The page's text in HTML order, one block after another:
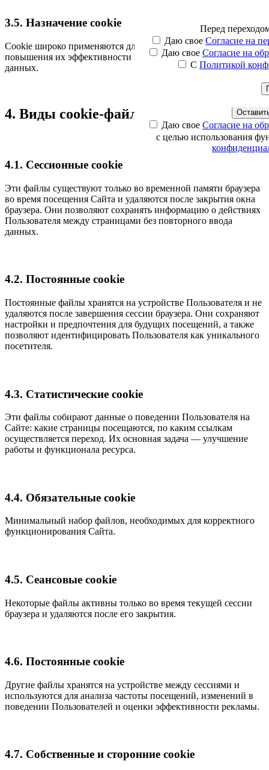
3.5. Назначение cookie
Cookie широко применяются для обеспечения работы сайтов,
повышения их эффективности и сбора аналитических
данных.
4. Виды cookie-файлов и цели их сбора
4.1. Сессионные cookie
Эти файлы существуют только во временной памяти браузера
во время посещения Сайта и удаляются после закрытия окна
браузера. Они позволяют сохранять информацию о действиях
Пользователя между страницами без повторного ввода
данных.
4.2. Постоянные cookie
Постоянные файлы хранятся на устройстве Пользователя и не
удаляются после завершения сессии браузера. Они сохраняют
настройки и предпочтения для будущих посещений, а также
позволяют идентифицировать Пользователя как уникального
посетителя.
4.3. Статистические cookie
Эти файлы собирают данные о поведении Пользователя на
Сайте: какие страницы посещаются, по каким ссылкам
осуществляется переход. Их основная задача — улучшение
работы и функционала ресурса.
4.4. Обязательные cookie
Минимальный набор файлов, необходимых для корректного
функционирования Сайта.
4.5. Сеансовые cookie
Некоторые файлы активны только во время текущей сессии
браузера и удаляются после его закрытия.
4.6. Постоянные cookie
Другие файлы хранятся на устройстве между сессиями и
используются для анализа частоты посещений, изменений в
поведении Пользователей и оценки эффективности рекламы.
4.7. Собственные и сторонние cookie
Наши менеджеры
Мы свяжемся с вами в
Даю свое Согласие на
с целью использования
Перед
Даю свое Согласие на
Даю свое Согласие на
С Политикой